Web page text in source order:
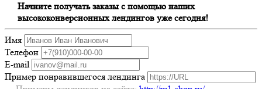
Начните получать заказы с помощью наших
высококонверсионных лендингов уже сегодня!
Имя
Телефон
E-mail
Пример понравившегося лендинга